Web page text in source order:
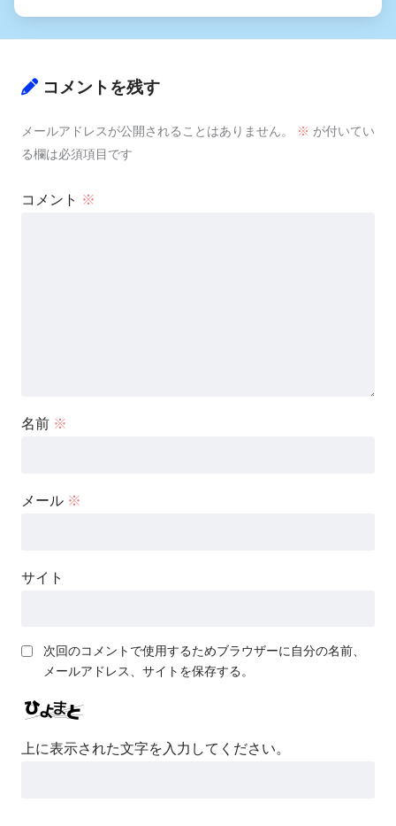
コメントを残す
メールアドレスが公開されることはありません。 ※ が付いてい
る欄は必須項目です
コメント ※
名前 ※
メール ※
サイト
次回のコメントで使用するためブラウザーに自分の名前、
メールアドレス、サイトを保存する。
上に表示された文字を入力してください。